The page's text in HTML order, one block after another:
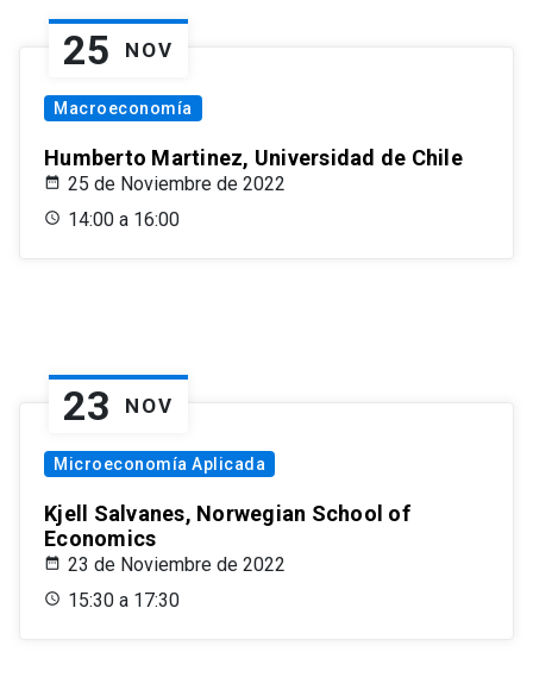
25 NOV
Macroeconomía
Humberto Martinez, Universidad de Chile
25 de Noviembre de 2022
14:00 a 16:00
23 NOV
Microeconomía Aplicada
Kjell Salvanes, Norwegian School of
Economics
23 de Noviembre de 2022
15:30 a 17:30